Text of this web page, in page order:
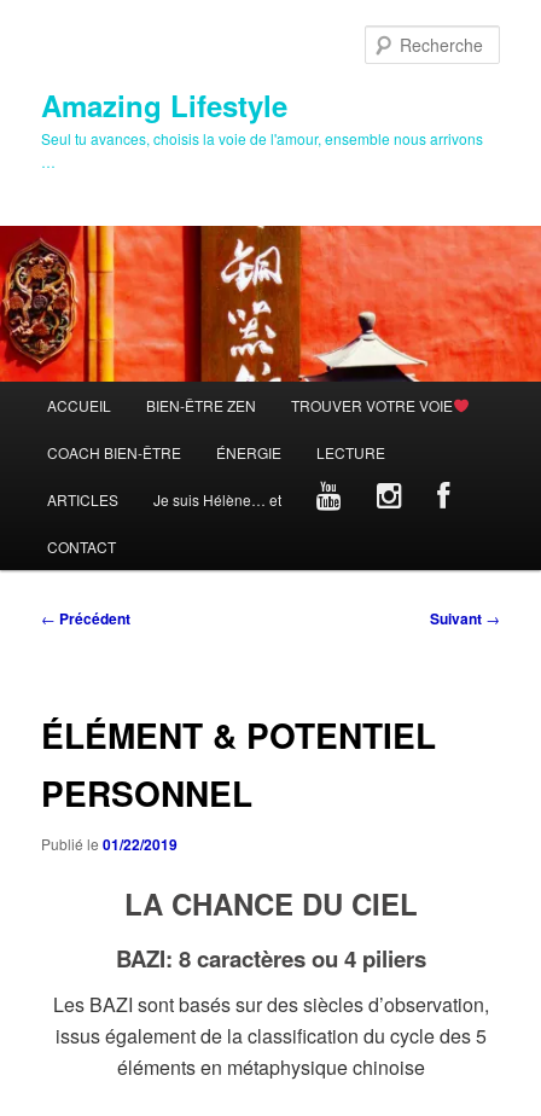
Amazing Lifestyle
Seul tu avances, choisis la voie de l'amour, ensemble nous arrivons
…
principal
ACCUEIL BIEN-ÊTRE ZEN TROUVER VOTRE VOIE
COACH BIEN-ÊTRE ÉNERGIE LECTURE
ARTICLES Je suis Hélène… et
CONTACT
Navigation
← Précédent Suivant →
ÉLÉMENT & POTENTIEL
PERSONNEL
Publié le01/22/2019
LA CHANCE DU CIEL
BAZI: 8 caractères ou 4 piliers
Les BAZI sont basés sur des siècles d’observation,
issus également de la classification du cycle des 5
éléments en métaphysique chinoise